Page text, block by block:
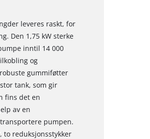
leveres raskt, for
Den 1,75 kW sterke
inntil 14 000
og
gummiføtter
tank, som gir
fins det en
av en
pumpen.
to reduksjonsstykker